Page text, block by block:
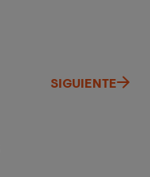
SIGUIENTE